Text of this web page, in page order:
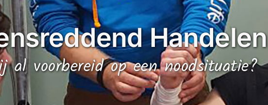
Handelen
al voorbereid op een noodsituatie?